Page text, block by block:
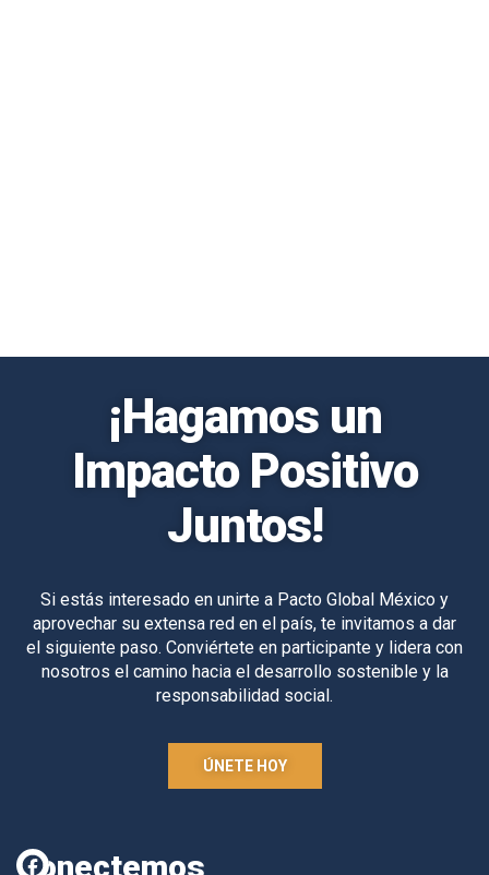
¡Hagamos un
Impacto Positivo
Juntos!
Si estás interesado en unirte a Pacto Global México y
aprovechar su extensa red en el país, te invitamos a dar
el siguiente paso. Conviértete en participante y lidera con
nosotros el camino hacia el desarrollo sostenible y la
responsabilidad social.
ÚNETE HOY
Conectemos